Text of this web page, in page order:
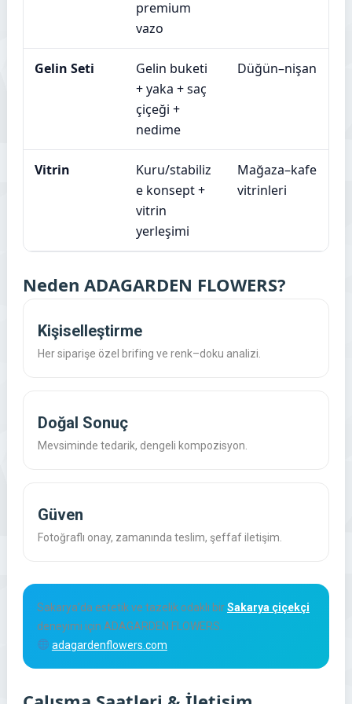
premium
vazo
Gelin Seti
Gelin buketi
+ yaka + saç
çiçeği +
nedime
Düğün–nişan
Vitrin
Kuru/stabiliz
e konsept +
vitrin
yerleşimi
Mağaza–kafe
vitrinleri
Neden ADAGARDEN FLOWERS?
Kişiselleştirme
Her siparişe özel brifing ve renk–doku analizi.
Doğal Sonuç
Mevsiminde tedarik, dengeli kompozisyon.
Güven
Fotoğraflı onay, zamanında teslim, şeffaf iletişim.
Sakarya’da estetik ve tazelik odaklı birSakarya çiçekçi
deneyimi için ADAGARDEN FLOWERS.
adagardenflowers.com